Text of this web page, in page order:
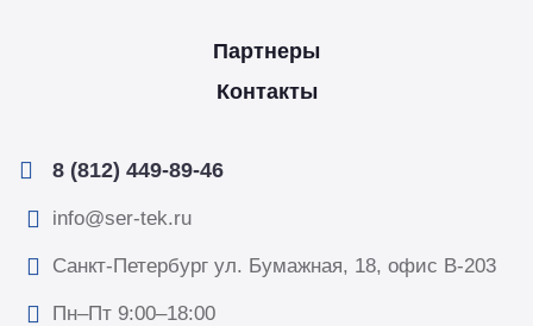
Партнеры
Контакты
8 (812) 449-89-46
info@ser-tek.ru
Санкт-Петербург ул. Бумажная, 18, офис B-203
Пн–Пт 9:00–18:00